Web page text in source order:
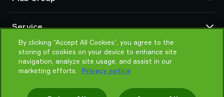
System- und Lösungszubehör
Vakuumförderer für Pulver und Schüttgut
Allgemeine Verkaufsbedingungen
Datenschutzrichtlinie
Globale Organisation
Verhaltenskodex
Neuheiten
Karrieren
Service
Kontakt
Partner Netzwerk
Auswahlhilfe
By clicking “Accept All Cookies”, you agree to the
storing of cookies on your device to enhance site
navigation, analyze site usage, and assist in our
marketing efforts.
Privacy notice